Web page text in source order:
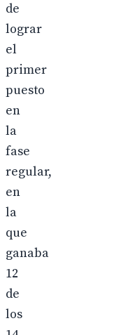
de
lograr
el
primer
puesto
en
la
fase
regular,
en
la
que
ganaba
12
de
los